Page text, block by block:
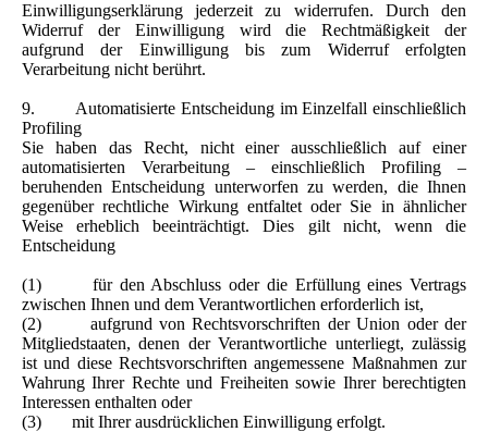
Einwilligungserklärung jederzeit zu widerrufen. Durch den
Widerruf der Einwilligung wird die Rechtmäßigkeit der
aufgrund der Einwilligung bis zum Widerruf erfolgten
Verarbeitung nicht berührt.
9. Automatisierte Entscheidung im Einzelfall einschließlich
Profiling
Sie haben das Recht, nicht einer ausschließlich auf einer
automatisierten Verarbeitung – einschließlich Profiling –
beruhenden Entscheidung unterworfen zu werden, die Ihnen
gegenüber rechtliche Wirkung entfaltet oder Sie in ähnlicher
Weise erheblich beeinträchtigt. Dies gilt nicht, wenn die
Entscheidung
(1) für den Abschluss oder die Erfüllung eines Vertrags
zwischen Ihnen und dem Verantwortlichen erforderlich ist,
(2) aufgrund von Rechtsvorschriften der Union oder der
Mitgliedstaaten, denen der Verantwortliche unterliegt, zulässig
ist und diese Rechtsvorschriften angemessene Maßnahmen zur
Wahrung Ihrer Rechte und Freiheiten sowie Ihrer berechtigten
Interessen enthalten oder
(3) mit Ihrer ausdrücklichen Einwilligung erfolgt.